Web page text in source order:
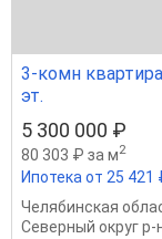
3-комн
эт.
5 300 000 ₽
80 303 ₽ за м2
Ипотека от 25
Челябинская
Северный округ р-